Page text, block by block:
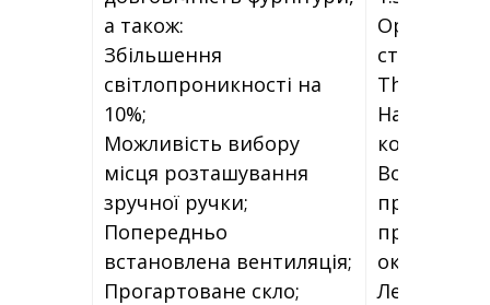
а також:
Збільшення
світлопроникності на
10%;
Можливість вибору
місця розташування
зручної ручки;
Попередньо
встановлена вентиляція;
Прогартоване скло;
стильная
при
окне
Легко